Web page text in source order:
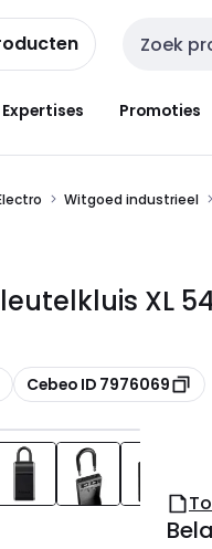
Zoekveld
Expertises Promoties
Witgoed industrieel
XL
Kopiëren
Cebeo ID 7976069